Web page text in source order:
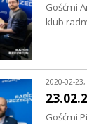
Gośćmi
klub
2020-02-
Gośćmi